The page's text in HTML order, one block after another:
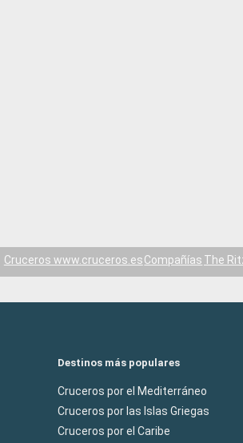
Cruceros www.cruceros.esCompañías The
Destinos más populares
Cruceros por el Mediterráneo
Cruceros por las Islas Griegas
Cruceros por el Caribe